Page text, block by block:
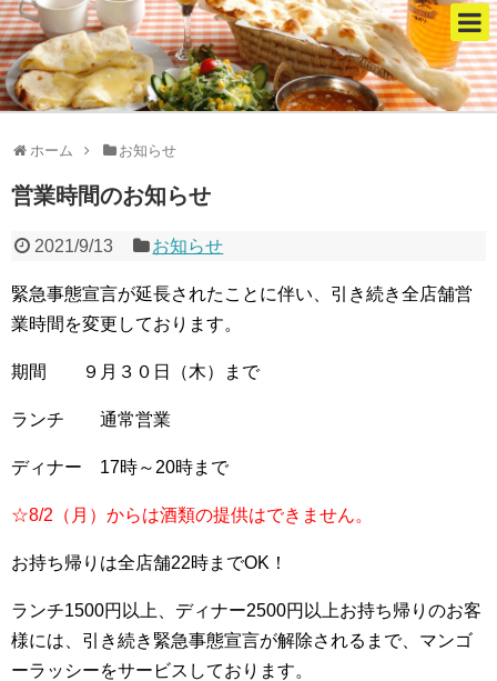
ホーム お知らせ
営業時間のお知らせ
2021/9/13 お知らせ
緊急事態宣言が延長されたことに伴い、引き続き全店舗営
業時間を変更しております。
期間 ９月３０日（木）まで
ランチ 通常営業
ディナー 17時～20時まで
☆8/2（月）からは酒類の提供はできません。
お持ち帰りは全店舗22時までOK！
ランチ1500円以上、ディナー2500円以上お持ち帰りのお客
様には、引き続き緊急事態宣言が解除されるまで、マンゴ
ーラッシーをサービスしております。